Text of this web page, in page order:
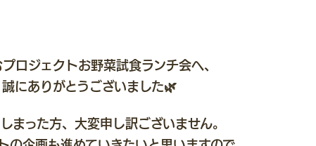
ロジェクトお野菜試食ランチ会へ、
にありがとうございました🌿
まった方、大変申し訳ございません。